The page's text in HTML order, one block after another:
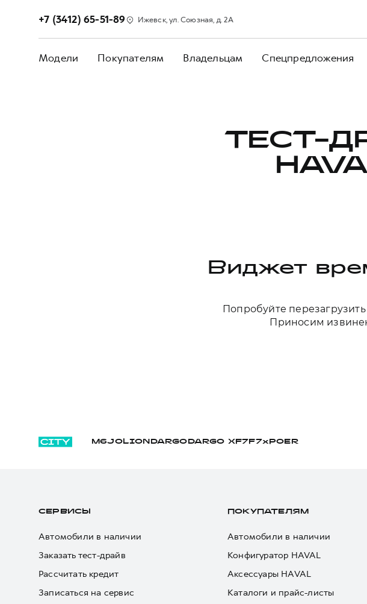
+7 (3412) 65-51-89 Ижевск, ул. Союзная, д. 2А
Модели Покупателям Владельцам Спецпредложения
ТЕСТ-
Виджет
Попробуйте
Приносим
M6JOLION DARGO DARGO Х F7 F7x POER
СЕРВИСЫ
Автомобили в наличии
Заказать тест-драйв
Рассчитать кредит
Записаться на сервис
ПОКУПАТЕЛЯМ
Автомобили в наличии
Конфигуратор HAVAL
Аксессуары HAVAL
Каталоги и прайс-листы